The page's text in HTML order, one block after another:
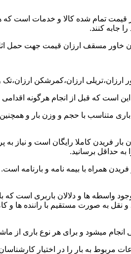
تمام شده کالا و خدمات است که
جابه کنند.
خاور مسقف ارزان قیمت جهت حمل
ارزان،تریلی ارزان،کمرشکن
است که قبل از انجام هرگونه
متناسب با حجم و وزن بار و
فریدن کاملا رایگان است و نیاز به
به حداقل برسانید.
همراه با بیمه نامه و بارنامه است.
واسطه ها و دلالان باربری است
صورت مستقیم با راننده ها و
میشود و برای هر نوع باری از
به بار را در اختیار کارشناسان